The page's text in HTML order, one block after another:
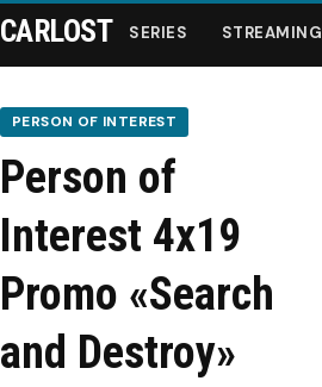
Series
Streaming
Recomendaciones
CARLOST SERIES STREAMING
PERSON OF INTEREST
Person of
Interest 4x19
Promo «Search
and Destroy»